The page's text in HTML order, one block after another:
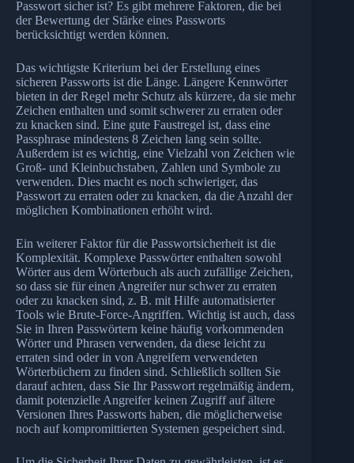
Passwort sicher ist? Es gibt mehrere Faktoren, die bei
der Bewertung der Stärke eines Passworts
berücksichtigt werden können.
Das wichtigste Kriterium bei der Erstellung eines
sicheren Passworts ist die Länge. Längere Kennwörter
bieten in der Regel mehr Schutz als kürzere, da sie mehr
Zeichen enthalten und somit schwerer zu erraten oder
zu knacken sind. Eine gute Faustregel ist, dass eine
Passphrase mindestens 8 Zeichen lang sein sollte.
Außerdem ist es wichtig, eine Vielzahl von Zeichen wie
Groß- und Kleinbuchstaben, Zahlen und Symbole zu
verwenden. Dies macht es noch schwieriger, das
Passwort zu erraten oder zu knacken, da die Anzahl der
möglichen Kombinationen erhöht wird.
Ein weiterer Faktor für die Passwortsicherheit ist die
Komplexität. Komplexe Passwörter enthalten sowohl
Wörter aus dem Wörterbuch als auch zufällige Zeichen,
so dass sie für einen Angreifer nur schwer zu erraten
oder zu knacken sind, z. B. mit Hilfe automatisierter
Tools wie Brute-Force-Angriffen. Wichtig ist auch, dass
Sie in Ihren Passwörtern keine häufig vorkommenden
Wörter und Phrasen verwenden, da diese leicht zu
erraten sind oder in von Angreifern verwendeten
Wörterbüchern zu finden sind. Schließlich sollten Sie
darauf achten, dass Sie Ihr Passwort regelmäßig ändern,
damit potenzielle Angreifer keinen Zugriff auf ältere
Versionen Ihres Passworts haben, die möglicherweise
noch auf kompromittierten Systemen gespeichert sind.